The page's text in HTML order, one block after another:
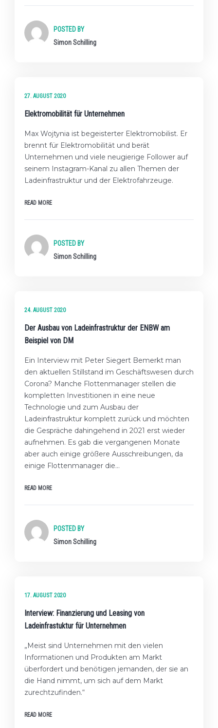
POSTED BY
Simon Schilling
27. AUGUST 2020
Elektromobilität für Unternehmen
Max Wojtynia ist begeisterter Elektromobilist. Er
brennt für Elektromobilität und berät
Unternehmen und viele neugierige Follower auf
seinem Instagram-Kanal zu allen Themen der
Ladeinfrastruktur und der Elektrofahrzeuge.
READ MORE
POSTED BY
Simon Schilling
24. AUGUST 2020
Der Ausbau von Ladeinfrastruktur der ENBW am
Beispiel von DM
Ein Interview mit Peter Siegert Bemerkt man
den aktuellen Stillstand im Geschäftswesen durch
Corona? Manche Flottenmanager stellen die
kompletten Investitionen in eine neue
Technologie und zum Ausbau der
Ladeinfrastruktur komplett zurück und möchten
die Gespräche dahingehend in 2021 erst wieder
aufnehmen. Es gab die vergangenen Monate
aber auch einige größere Ausschreibungen, da
einige Flottenmanager die…
READ MORE
POSTED BY
Simon Schilling
17. AUGUST 2020
Interview: Finanzierung und Leasing von
Ladeinfrastuktur für Unternehmen
„Meist sind Unternehmen mit den vielen
Informationen und Produkten am Markt
überfordert und benötigen jemanden, der sie an
die Hand nimmt, um sich auf dem Markt
zurechtzufinden.“
READ MORE